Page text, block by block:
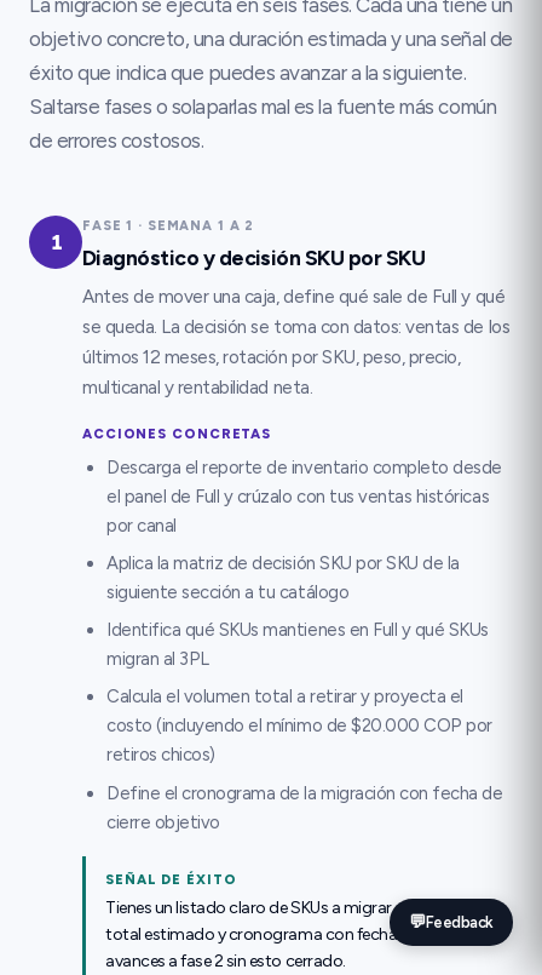
objetivo concreto, una duración estimada y una señal de
éxito que indica que puedes avanzar a la siguiente.
Saltarse fases o solaparlas mal es la fuente más común
de errores costosos.
1
FASE1 · SEMANA 1 A 2
Diagnóstico y decisión SKU por SKU
Antes de mover una caja, define qué sale de Full y qué
se queda. La decisión se toma con datos: ventas de los
últimos 12 meses, rotación por SKU, peso, precio,
multicanal y rentabilidad neta.
ACCIONES CONCRETAS
Descarga el reporte de inventario completo desde
el panel de Full y crúzalo con tus ventas históricas
por canal
Aplica la matriz de decisión SKU por SKU de la
siguiente sección a tu catálogo
Identifica qué SKUs mantienes en Full y qué SKUs
migran al 3PL
Calcula el volumen total a retirar y proyecta el
costo (incluyendo el mínimo de $20.000 COP por
retiros chicos)
Define el cronograma de la migración con fecha de
cierre objetivo
SEÑAL DE ÉXITO
Tienes un listado claro de SKUs a migrar, volumen
total estimado y cronograma con fechas. No
avances a fase 2 sin esto cerrado.
💬Feedback